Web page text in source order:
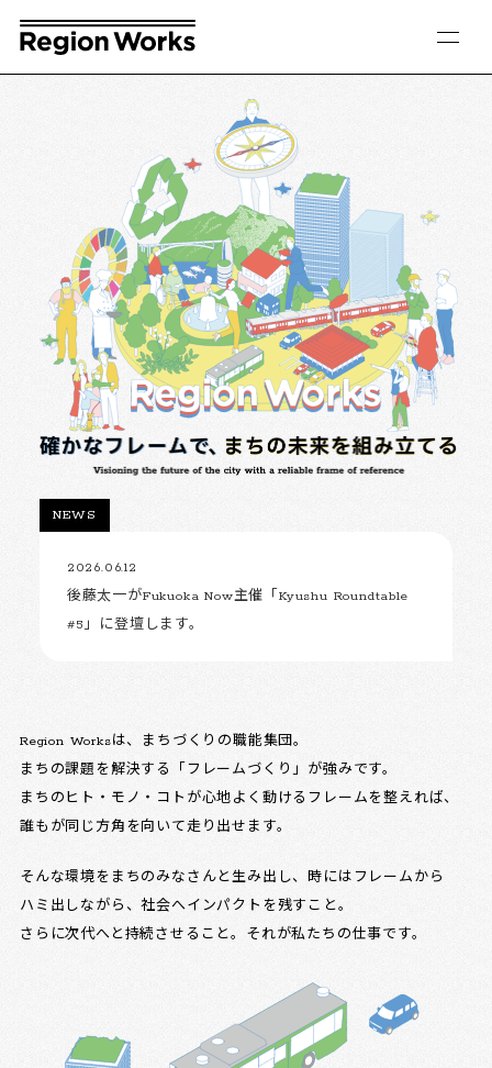
NEWS
2026.06.12
後藤太一がFukuoka Now主催「Kyushu Roundtable
#5」に登壇します。
Region Worksは、まちづくりの職能集団。
まちの課題を解決する「フレームづくり」が強みです。
まちのヒト・モノ・コトが心地よく動けるフレームを整えれば、
誰もが同じ方角を向いて走り出せます。
そんな環境をまちのみなさんと生み出し、時にはフレームから
ハミ出しながら、社会へインパクトを残すこと。
さらに次代へと持続させること。それが私たちの仕事です。